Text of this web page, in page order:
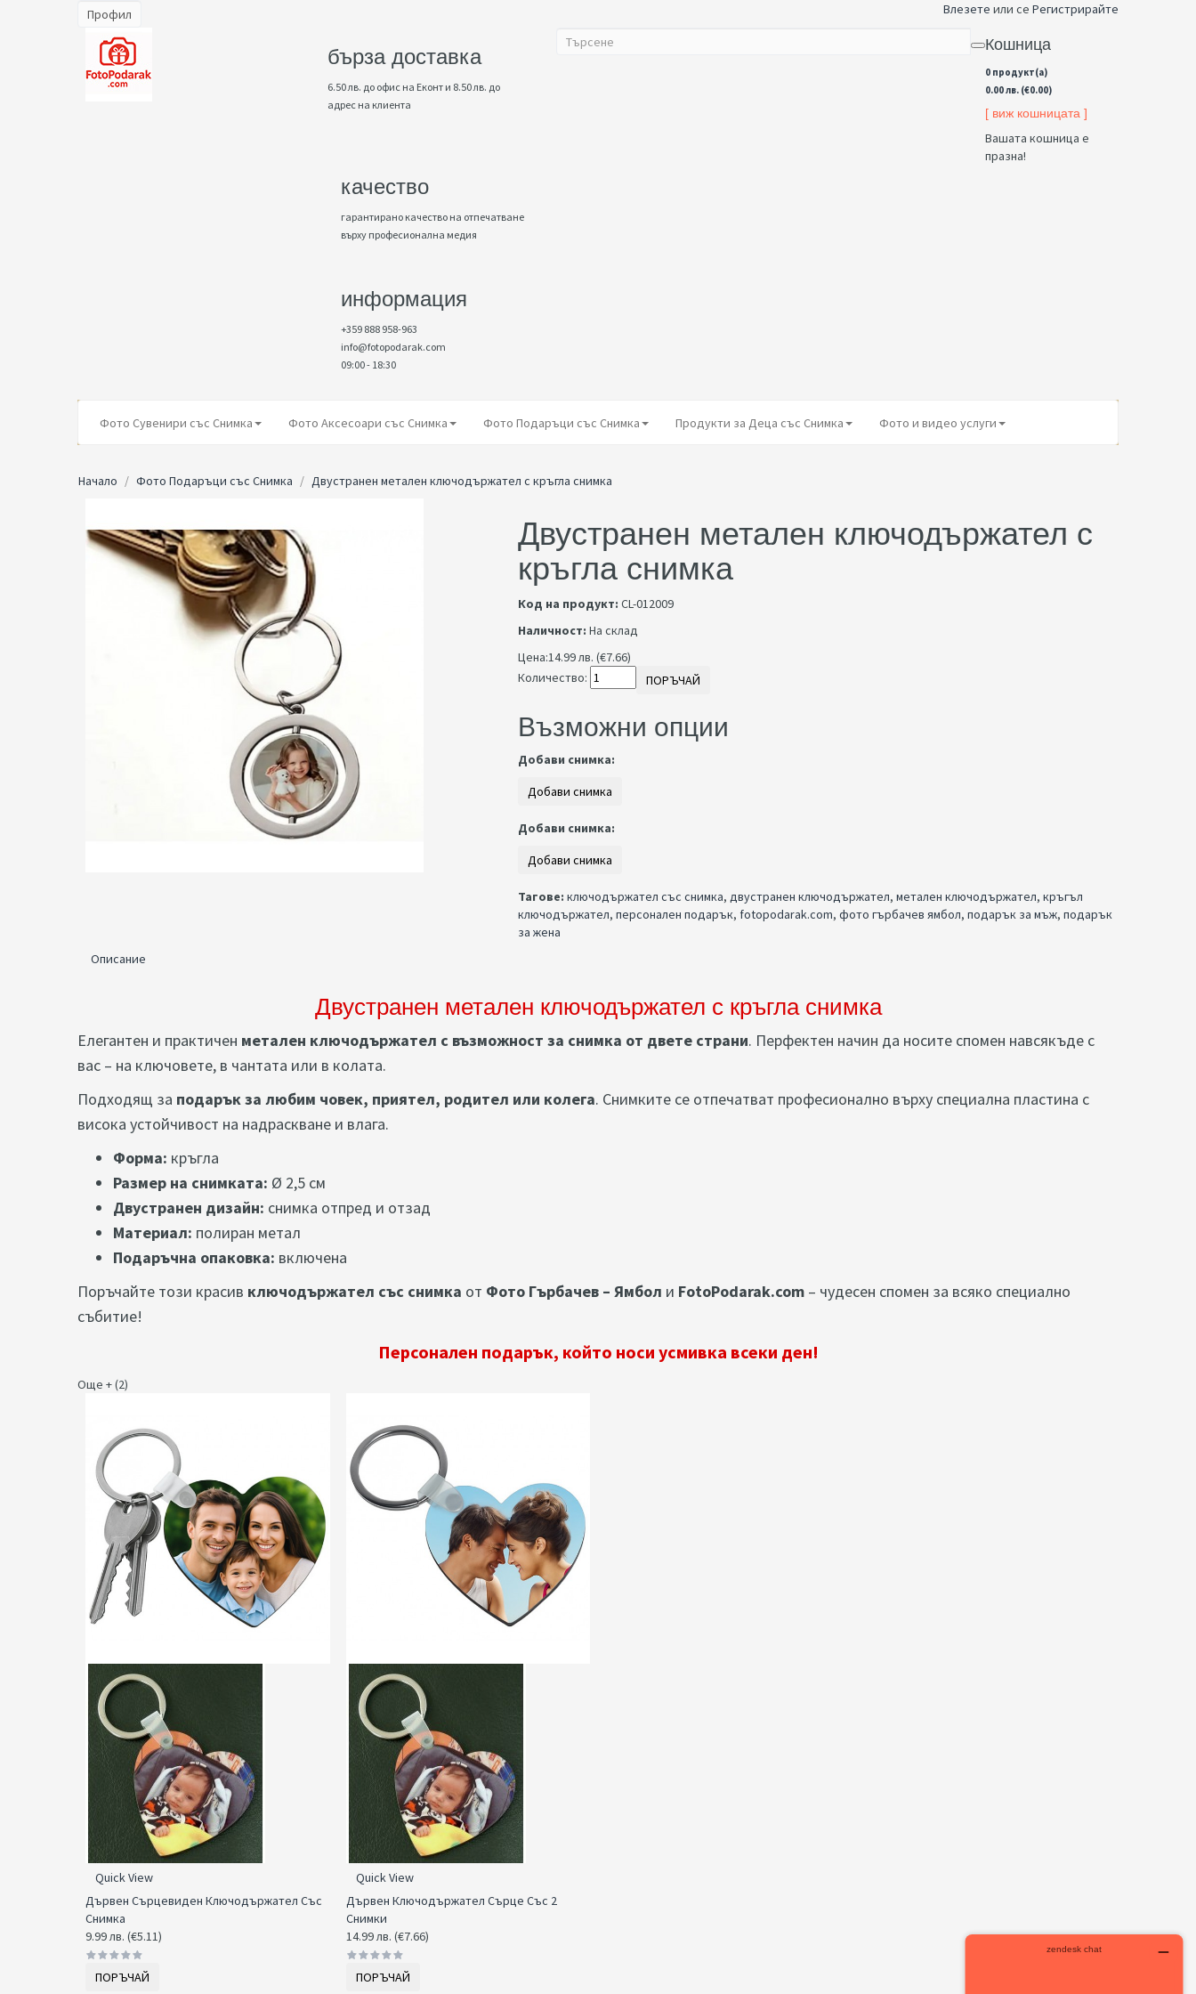
Профил Влезете или се Регистрирайте
бърза доставка
6.50 лв. до офис на Еконт и 8.50 лв. до
адрес на клиента
качество
гарантирано качество на отпечатване
върху професионална медия
информация
+359 888 958-963
info@fotopodarak.com
09:00 - 18:30
Кошница
0 продукт(а)
0.00 лв. (€0.00)
[ виж кошницата ]
Вашата кошница е
празна!
Фото Сувенири със Снимка Фото Аксесоари със Снимка Фото Подаръци със Снимка Продукти за Деца със Снимка Фото и видео услуги
Начало Фото Подаръци със Снимка Двустранен метален ключодържател с кръгла снимка
Двустранен метален ключодържател с
кръгла снимка
Код на продукт: CL-012009
Наличност: На склад
Цена:14.99 лв. (€7.66)
Количество:
ПОРЪЧАЙ
Възможни опции
Добави снимка:
Добави снимка:
Тагове: ключодържател със снимка, двустранен ключодържател, метален ключодържател, кръгъл
ключодържател, персонален подарък, fotopodarak.com, фото гърбачев ямбол, подарък за мъж, подарък
за жена
Описание
Двустранен метален ключодържател с кръгла снимка
Елегантен и практичен метален ключодържател с възможност за снимка от двете страни. Перфектен начин да носите спомен навсякъде с
вас – на ключовете, в чантата или в колата.
Подходящ за подарък за любим човек, приятел, родител или колега. Снимките се отпечатват професионално върху специална пластина с
висока устойчивост на надраскване и влага.
Форма: кръгла
Размер на снимката: Ø 2,5 см
Двустранен дизайн: снимка отпред и отзад
Материал: полиран метал
Подаръчна опаковка: включена
Поръчайте този красив ключодържател със снимка от Фото Гърбачев – Ямбол и FotoPodarak.com – чудесен спомен за всяко специално
събитие!
Персонален подарък, който носи усмивка всеки ден!
Още + (2)
Quick View
Дървен Сърцевиден Ключодържател Със
Снимка
9.99 лв. (€5.11)
ПОРЪЧАЙ
Quick View
Дървен Ключодържател Сърце Със 2
Снимки
14.99 лв. (€7.66)
ПОРЪЧАЙ